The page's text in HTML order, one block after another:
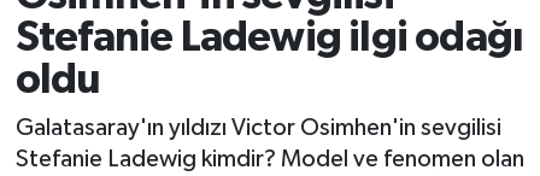
Stefanie Ladewig ilgi odağı
oldu
Galatasaray'ın yıldızı Victor Osimhen'in sevgilisi
Stefanie Ladewig kimdir? Model ve fenomen olan
Genel
Güncel
Güvenlik
Tüm Manşetler
Son Dakika Haberleri
Haber Arşivi